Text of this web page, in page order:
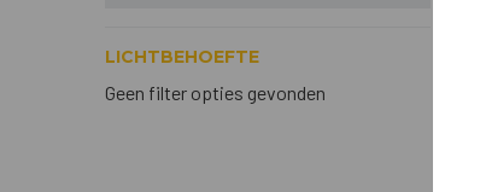
LICHTBEHOEFTE
Geen filter opties gevonden